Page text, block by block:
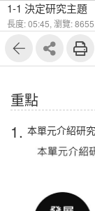
1-1 決定研究主題
長度: 05:45, 瀏覽: 8655,
重點
1. 本單元介紹研